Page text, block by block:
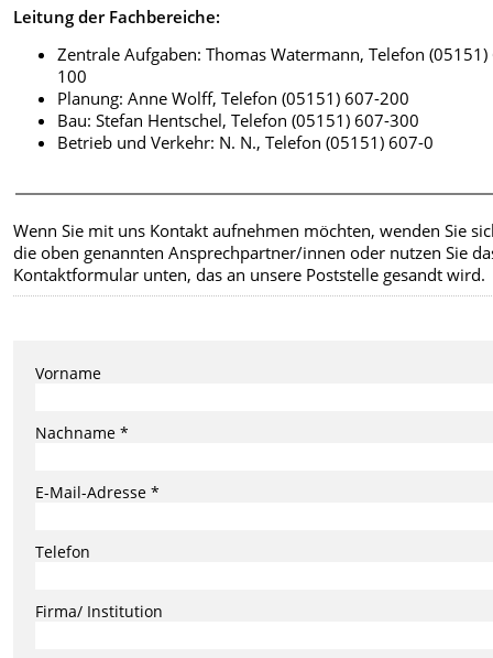
Leitung der Fachbereiche:
Zentrale Aufgaben: Thomas Watermann, Telefon
100
Planung: Anne Wolff, Telefon (05151) 607-200
Bau: Stefan Hentschel, Telefon (05151) 607-300
Betrieb und Verkehr: N. N., Telefon (05151) 607-0
Wenn Sie mit uns Kontakt aufnehmen möchten, wenden Sie
die oben genannten Ansprechpartner/innen oder nutzen Sie
Kontaktformular unten, das an unsere Poststelle gesandt wird.
Vorname
Nachname *
E-Mail-Adresse *
Telefon
Firma/ Institution